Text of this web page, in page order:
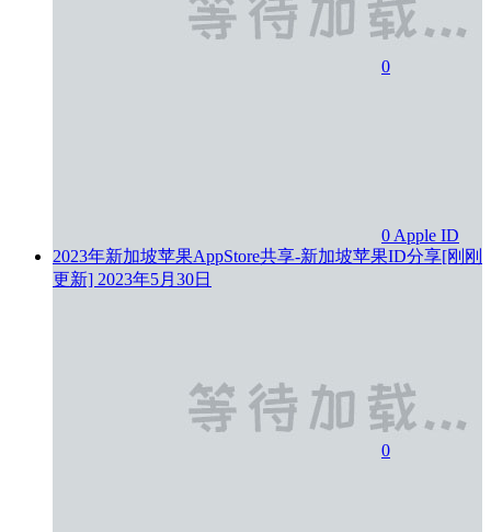
0
0 Apple ID
2023年新加坡苹果AppStore共享-新加坡苹果ID分享[刚刚
更新] 2023年5月30日
0